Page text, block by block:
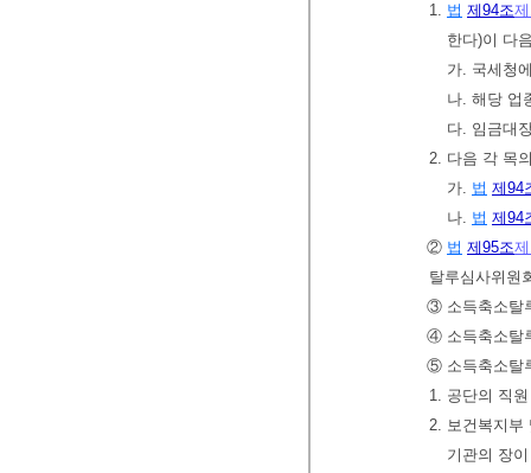
1. 법 제94조
한다)이 다
가. 국세청
나. 해당 업
다. 임금대
2. 다음 각 목
가. 법 제94
나. 법 제94
② 법 제95조
탈루심사위원
③ 소득축소탈
④ 소득축소탈
⑤ 소득축소탈
1. 공단의 직
2. 보건복지부
기관의 장